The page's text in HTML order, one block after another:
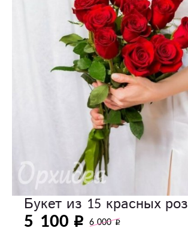
Букет из 15 красных роз
5 100
6 000